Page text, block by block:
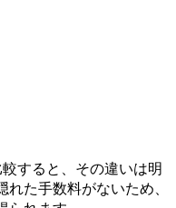
すると、その違いは明
た手数料がないため、